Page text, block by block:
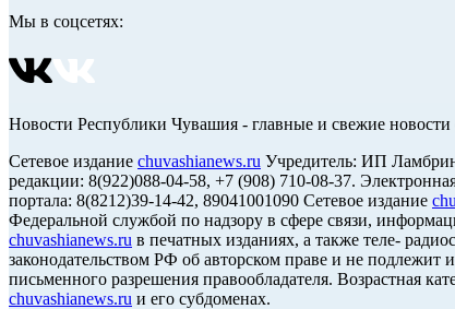
Мы в соцсетях:
Новости Республики Чувашия - главные и свежие новости
Сетевое издание chuvashianews.ru Учредитель: ИП
редакции: 8(922)088-04-58, +7 (908) 710-08-37.
портала: 8(8212)39-14-42, 89041001090 Сетевое издание
Федеральной службой по надзору в сфере связи,
chuvashianews.ru в печатных изданиях, а также теле-
законодательством РФ об авторском праве и не
письменного разрешения правообладателя. Возрастная
chuvashianews.ru и его субдоменах.